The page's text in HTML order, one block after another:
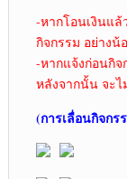
-หากโอนเงินแ
กิจกรรม อย่างน้
-หากแจ้งก่อนกิจ
หลังจากนั้น จะ
(การเลื่อนกิจกร